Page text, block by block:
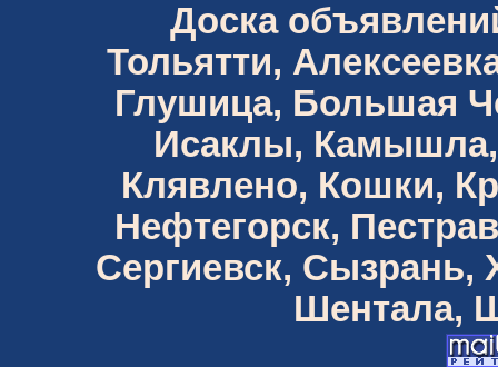
Доска
Тольятти,
Глушица, Большая
Исаклы, Камышла,
Клявлено, Кошки,
Нефтегорск,
Сергиевск,
Шентала,